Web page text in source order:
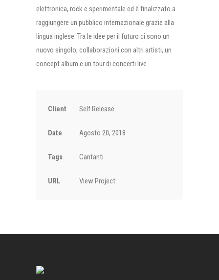
elettronica, rock e sperimentale ed è finalizzato a
raggiungere un pubblico internazionale grazie alla
lingua inglese. Tra le idee per il futuro ci sono un
nuovo singolo, collaborazioni con altri artisti, un
concept album e un tour di concerti live.
Client Self Release
Date Agosto 20, 2018
Tags Cantanti
URL View Project